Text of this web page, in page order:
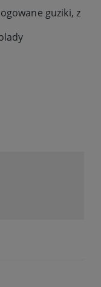
guziki, z